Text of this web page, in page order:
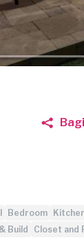
Bedroom
Build
Closet and